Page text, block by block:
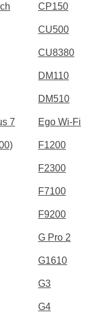
CP150
CU500
CU8380
DM110
DM510
7 Ego Wi-Fi
F1200
F2300
F7100
F9200
G Pro 2
G1610
G3
G4